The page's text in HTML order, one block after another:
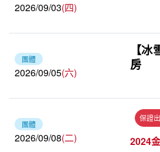
2026/09/03(四)
團體
2026/09/05(六)
【
房
團體
2026/09/08(二)
保證
2024